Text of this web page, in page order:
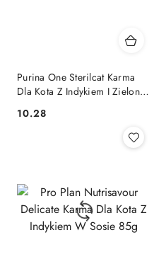
Purina One Sterilcat Karma
Dla Kota Z Indykiem I Zieloną
Cena:
10.28